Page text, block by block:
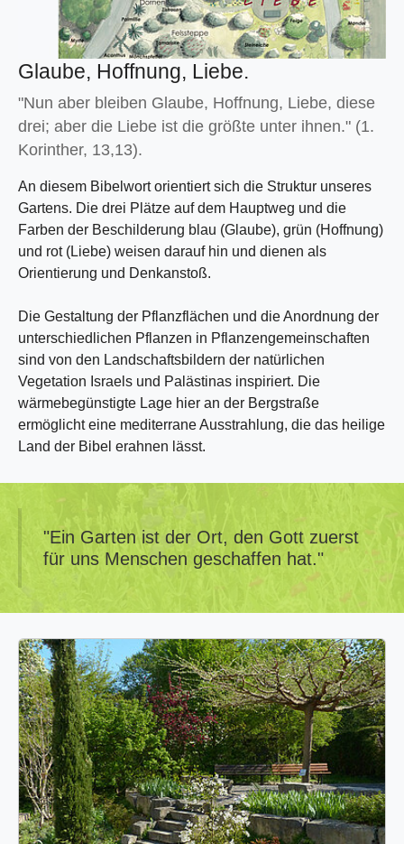
Glaube, Hoffnung, Liebe.
"Nun aber bleiben Glaube, Hoffnung, Liebe, diese
drei; aber die Liebe ist die größte unter ihnen." (1.
Korinther, 13,13).
An diesem Bibelwort orientiert sich die Struktur unseres
Gartens. Die drei Plätze auf dem Hauptweg und die
Farben der Beschilderung blau (Glaube), grün (Hoffnung)
und rot (Liebe) weisen darauf hin und dienen als
Orientierung und Denkanstoß.
Die Gestaltung der Pflanzflächen und die Anordnung der
unterschiedlichen Pflanzen in Pflanzengemeinschaften
sind von den Landschaftsbildern der natürlichen
Vegetation Israels und Palästinas inspiriert. Die
wärmebegünstigte Lage hier an der Bergstraße
ermöglicht eine mediterrane Ausstrahlung, die das heilige
Land der Bibel erahnen lässt.
"Ein Garten ist der Ort, den Gott zuerst
für uns Menschen geschaffen hat."